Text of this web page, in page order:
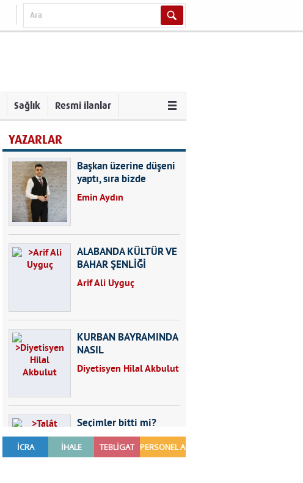
Sağlık Resmi ilanlar
YAZARLAR
Başkan üzerine düşeni
yaptı, sıra bizde
Emin Aydın
ALABANDA KÜLTÜR VE
BAHAR ŞENLİĞİ
Arif Ali Uyguç
KURBAN BAYRAMINDA
NASIL
BESLENMELİYİZ?
Diyetisyen Hilal Akbulut
Seçimler bitti mi?
Talât Yörük